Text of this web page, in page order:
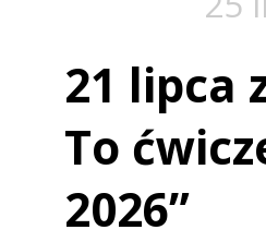
21 lipca
To
2026”